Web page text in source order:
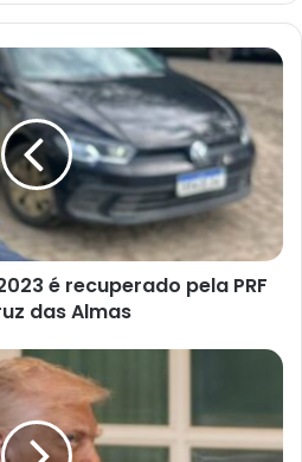
é recuperado pela PRF
das Almas